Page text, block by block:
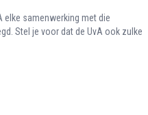
elke samenwerking met die
Stel je voor dat de UvA ook zulke